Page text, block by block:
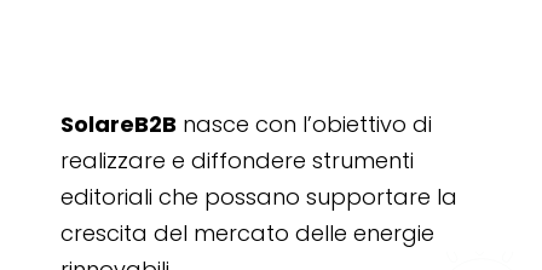
SolareB2B nasce con l’obiettivo di
realizzare e diffondere strumenti
editoriali che possano supportare la
crescita del mercato delle energie